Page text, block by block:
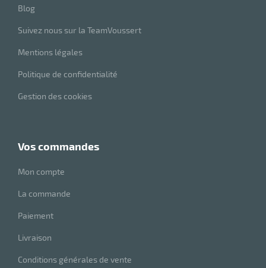
Blog
Suivez nous sur la TeamVoussert
Mentions légales
Politique de confidentialité
Gestion des cookies
vos commandes
Mon compte
La commande
Paiement
Livraison
Conditions générales de vente